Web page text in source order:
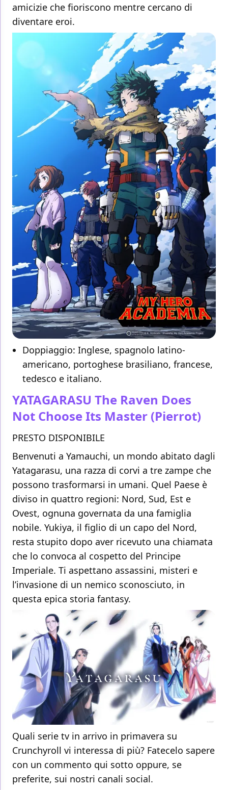
amicizie che fioriscono mentre cercano di
diventare eroi.
Doppiaggio: Inglese, spagnolo latino-
americano, portoghese brasiliano, francese,
tedesco e italiano.
YATAGARASU The Raven Does
Not Choose Its Master (Pierrot)
PRESTO DISPONIBILE
Benvenuti a Yamauchi, un mondo abitato dagli
Yatagarasu, una razza di corvi a tre zampe che
possono trasformarsi in umani. Quel Paese è
diviso in quattro regioni: Nord, Sud, Est e
Ovest, ognuna governata da una famiglia
nobile. Yukiya, il figlio di un capo del Nord,
resta stupito dopo aver ricevuto una chiamata
che lo convoca al cospetto del Principe
Imperiale. Ti aspettano assassini, misteri e
l’invasione di un nemico sconosciuto, in
questa epica storia fantasy.
Quali serie tv in arrivo in primavera su
Crunchyroll vi interessa di più? Fatecelo sapere
con un commento qui sotto oppure, se
preferite, sui nostri canali social.